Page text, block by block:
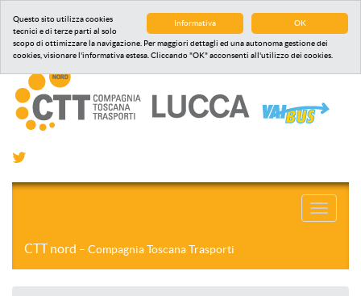
OK
Informativa
Questo sito utilizza cookies
tecnici e di terze parti al solo
scopo di ottimizzare la navigazione. Per maggiori dettagli ed una autonoma gestione dei
cookies, visionare l'informativa estesa. Cliccando "OK" acconsenti all'utilizzo dei cookies.
Toggle
CTT nord – Compagnia Toscana Trasporti